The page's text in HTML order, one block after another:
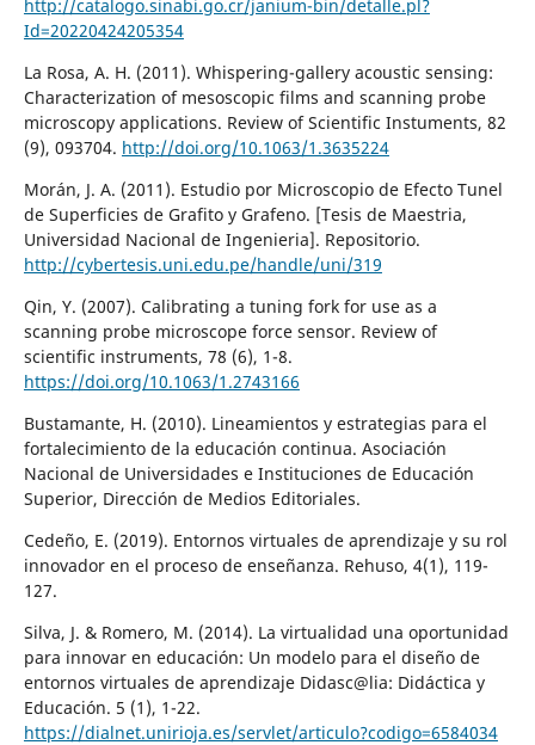
http://catalogo.sinabi.go.cr/janium-bin/detalle.pl?
Id=20220424205354
La Rosa, A. H. (2011). Whispering-gallery acoustic sensing:
Characterization of mesoscopic films and scanning probe
microscopy applications. Review of Scientific Instuments, 82
(9), 093704. http://doi.org/10.1063/1.3635224
Morán, J. A. (2011). Estudio por Microscopio de Efecto Tunel
de Superficies de Grafito y Grafeno. [Tesis de Maestria,
Universidad Nacional de Ingenieria]. Repositorio.
http://cybertesis.uni.edu.pe/handle/uni/319
Qin, Y. (2007). Calibrating a tuning fork for use as a
scanning probe microscope force sensor. Review of
scientific instruments, 78 (6), 1-8.
https://doi.org/10.1063/1.2743166
Bustamante, H. (2010). Lineamientos y estrategias para el
fortalecimiento de la educación continua. Asociación
Nacional de Universidades e Instituciones de Educación
Superior, Dirección de Medios Editoriales.
Cedeño, E. (2019). Entornos virtuales de aprendizaje y su rol
innovador en el proceso de enseñanza. Rehuso, 4(1), 119-
127.
Silva, J. & Romero, M. (2014). La virtualidad una oportunidad
para innovar en educación: Un modelo para el diseño de
entornos virtuales de aprendizaje Didasc@lia: Didáctica y
Educación. 5 (1), 1-22.
https://dialnet.unirioja.es/servlet/articulo?codigo=6584034